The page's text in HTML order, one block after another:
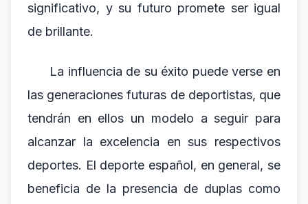
significativo, y su futuro promete ser igual
de brillante.
La influencia de su éxito puede verse en
las generaciones futuras de deportistas, que
tendrán en ellos un modelo a seguir para
alcanzar la excelencia en sus respectivos
deportes. El deporte español, en general, se
beneficia de la presencia de duplas como